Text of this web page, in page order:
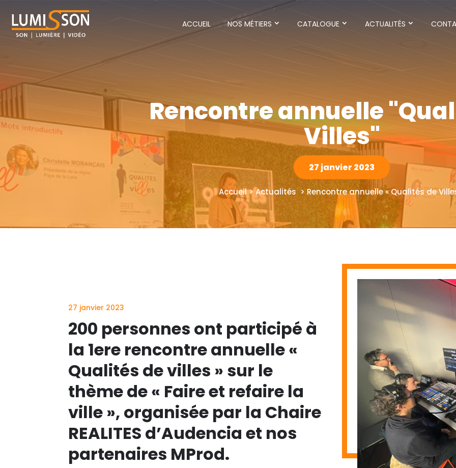
ACCUEIL NOS MÉTIERS CATALOGUE ACTUALITÉS
Rencontre annuelle
Villes"
27 janvier 2023
Accueil > Actualités > Rencontre annuelle « Qualités de
27 janvier 2023
200 personnes ont participé à
la 1ere rencontre annuelle «
Qualités de villes » sur le
thème de « Faire et refaire la
ville », organisée par la Chaire
REALITES d’Audencia et nos
partenaires MProd.